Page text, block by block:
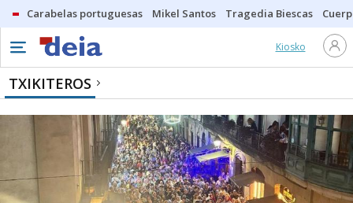
Carabelas portuguesas Mikel Santos Tragedia Biescas
Kiosko
TXIKITEROS